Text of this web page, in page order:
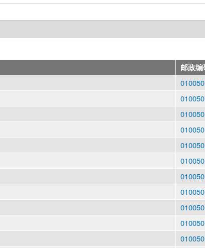
邮政
010050
010050
010050
010050
010050
010050
010050
010050
010050
010050
010050